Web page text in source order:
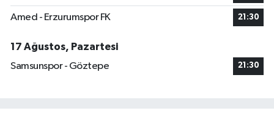
Amed - Erzurumspor FK 21:30
17 Ağustos, Pazartesi
Samsunspor - Göztepe
21:30